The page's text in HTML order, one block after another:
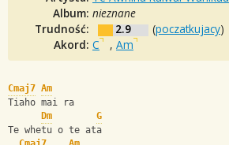
Album: nieznane
Trudność:
2.9 (poczatkujacy)
Akord: C , Am
Cmaj7 Am
Tiaho mai ra
Dm
G
Te whetu o te ata